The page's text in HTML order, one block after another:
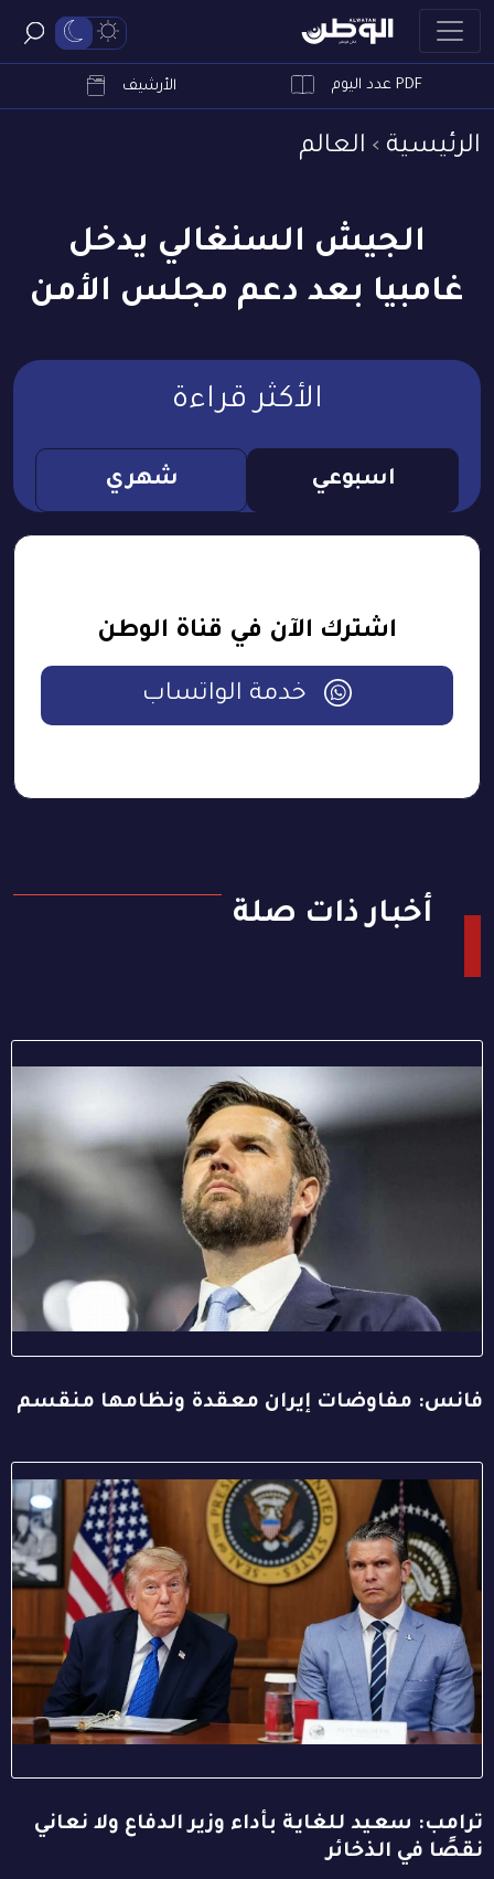
PDF عدد اليوم الأرشيف
الرئيسية العالم
الجيش السنغالي يدخل
غامبيا بعد دعم مجلس الأمن
الأكثر قراءة
اسبوعي شهري
اشترك الآن في قناة الوطن
خدمة الواتساب
أخبار ذات صلة
فانس: مفاوضات إيران معقدة ونظامها منقسم
ترامب: سعيد للغاية بأداء وزير الدفاع ولا نعاني
نقصًا في الذخائر